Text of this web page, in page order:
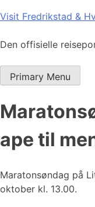
Skip
content
Visit Fredrikstad &
Den offisielle
Primary Menu
ape til
Maratonsøndag på
oktober kl. 13.00.